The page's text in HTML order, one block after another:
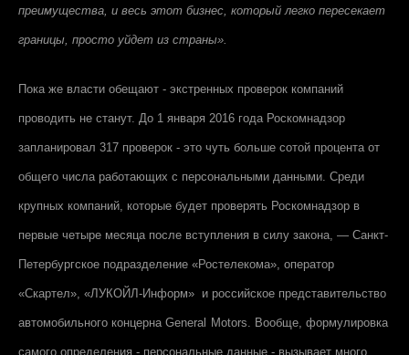
преимущества, и весь этот бизнес, который легко пересекает
границы, просто уйдет из страны».
Пока же власти обещают - экстренных проверок компаний
проводить не станут. До 1 января 2016 года Роскомнадзор
запланировал 317 проверок - это чуть больше сотой процента от
общего числа работающих с персональными данными. Среди
крупных компаний, которые будет проверять Роскомнадзор в
первые четыре месяца после вступления в силу закона, — Санкт-
Петербургское подразделение «Ростелекома», оператор
«Скартел», «ЛУКОЙЛ-Информ» и российское представительство
автомобильного концерна General Motors. Вообще, формулировка
самого определения - персональные данные - вызывает много